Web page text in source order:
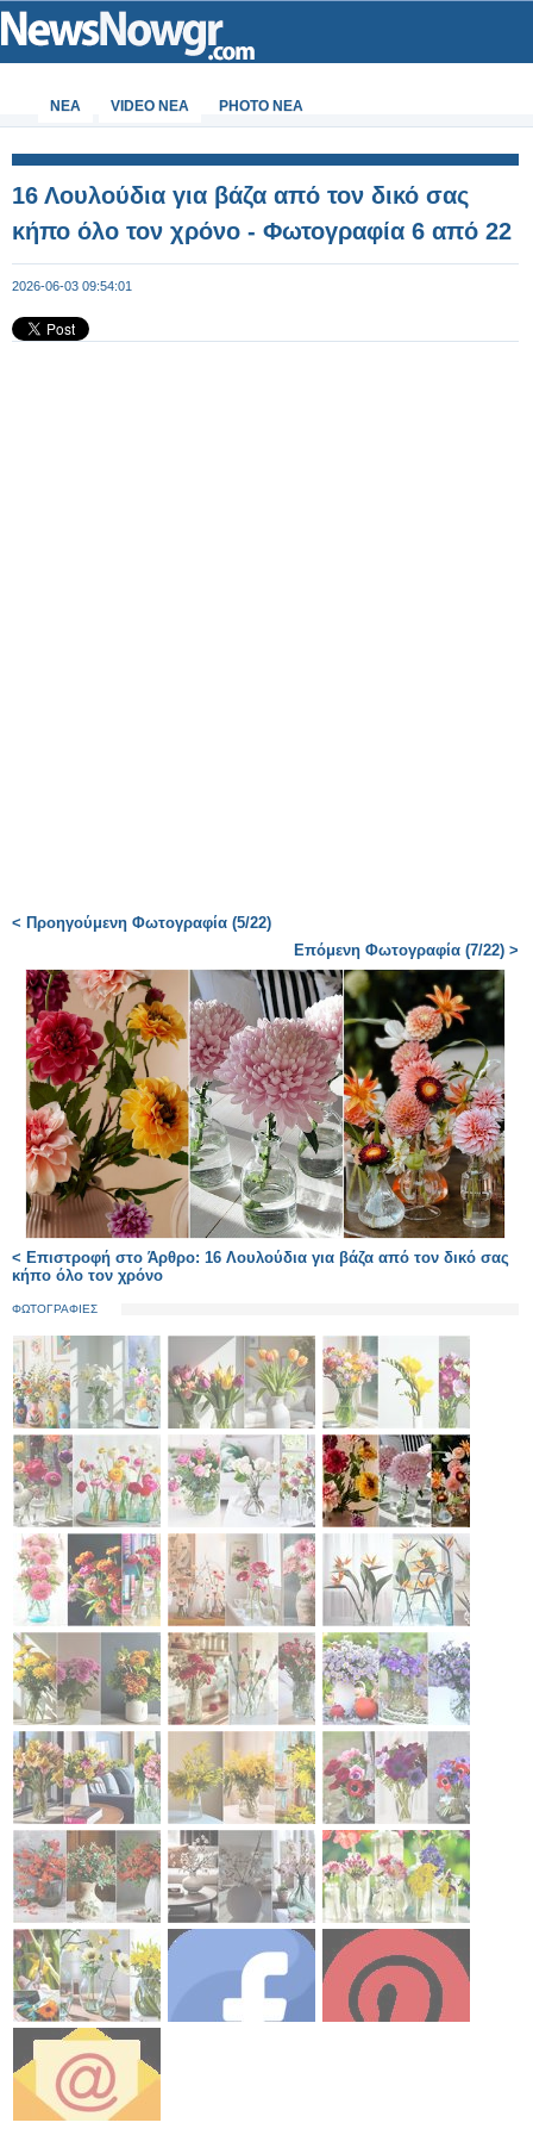
ΝΕΑ VIDEO NEA PHOTO NEA
16 Λουλούδια για βάζα από τον δικό σας
κήπο όλο τον χρόνο - Φωτογραφία 6 από 22
2026-06-03 09:54:01
< Προηγούμενη Φωτογραφία (5/22)
Επόμενη Φωτογραφία (7/22) >
< Επιστροφή στο Άρθρο: 16 Λουλούδια για βάζα από τον δικό σας
κήπο όλο τον χρόνο
ΦΩΤΟΓΡΑΦΙΕΣ